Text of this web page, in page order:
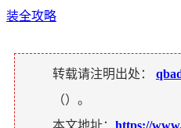
装全攻略
转载请注明出处：
（）。
本文地址： https://